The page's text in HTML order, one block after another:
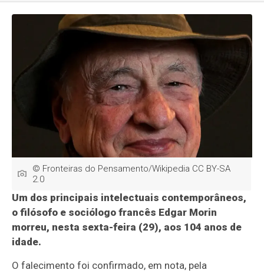
© Fronteiras do Pensamento/Wikipedia CC BY-SA
2.0
Um dos principais intelectuais contemporâneos,
o filósofo e sociólogo francês Edgar Morin
morreu, nesta sexta-feira (29), aos 104 anos de
idade.
O falecimento foi confirmado, em nota, pela